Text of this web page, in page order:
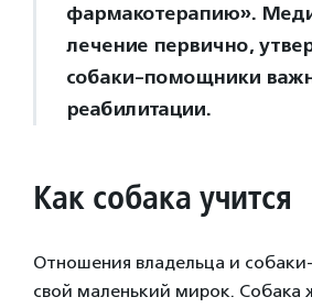
фармакотерапию».
лечение первично,
собаки-помощники
реабилитации.
Как собака учится
Отношения владельца и
свой маленький мирок. Собака